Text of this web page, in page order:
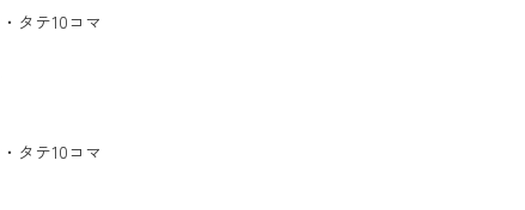
・ タテ10コマ
・ タテ10コマ